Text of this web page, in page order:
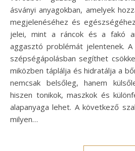
ásványi anyagokban, amelyek
megjelenéséhez és
jelei, mint a ráncok és a fakó
aggasztó problémát jelentenek.
szépségápolásban segíthet
miközben táplálja és hidratálja a
nemcsak belsőleg, hanem
hiszen tonikok, maszkok és
alapanyaga lehet. A következő
milyen…